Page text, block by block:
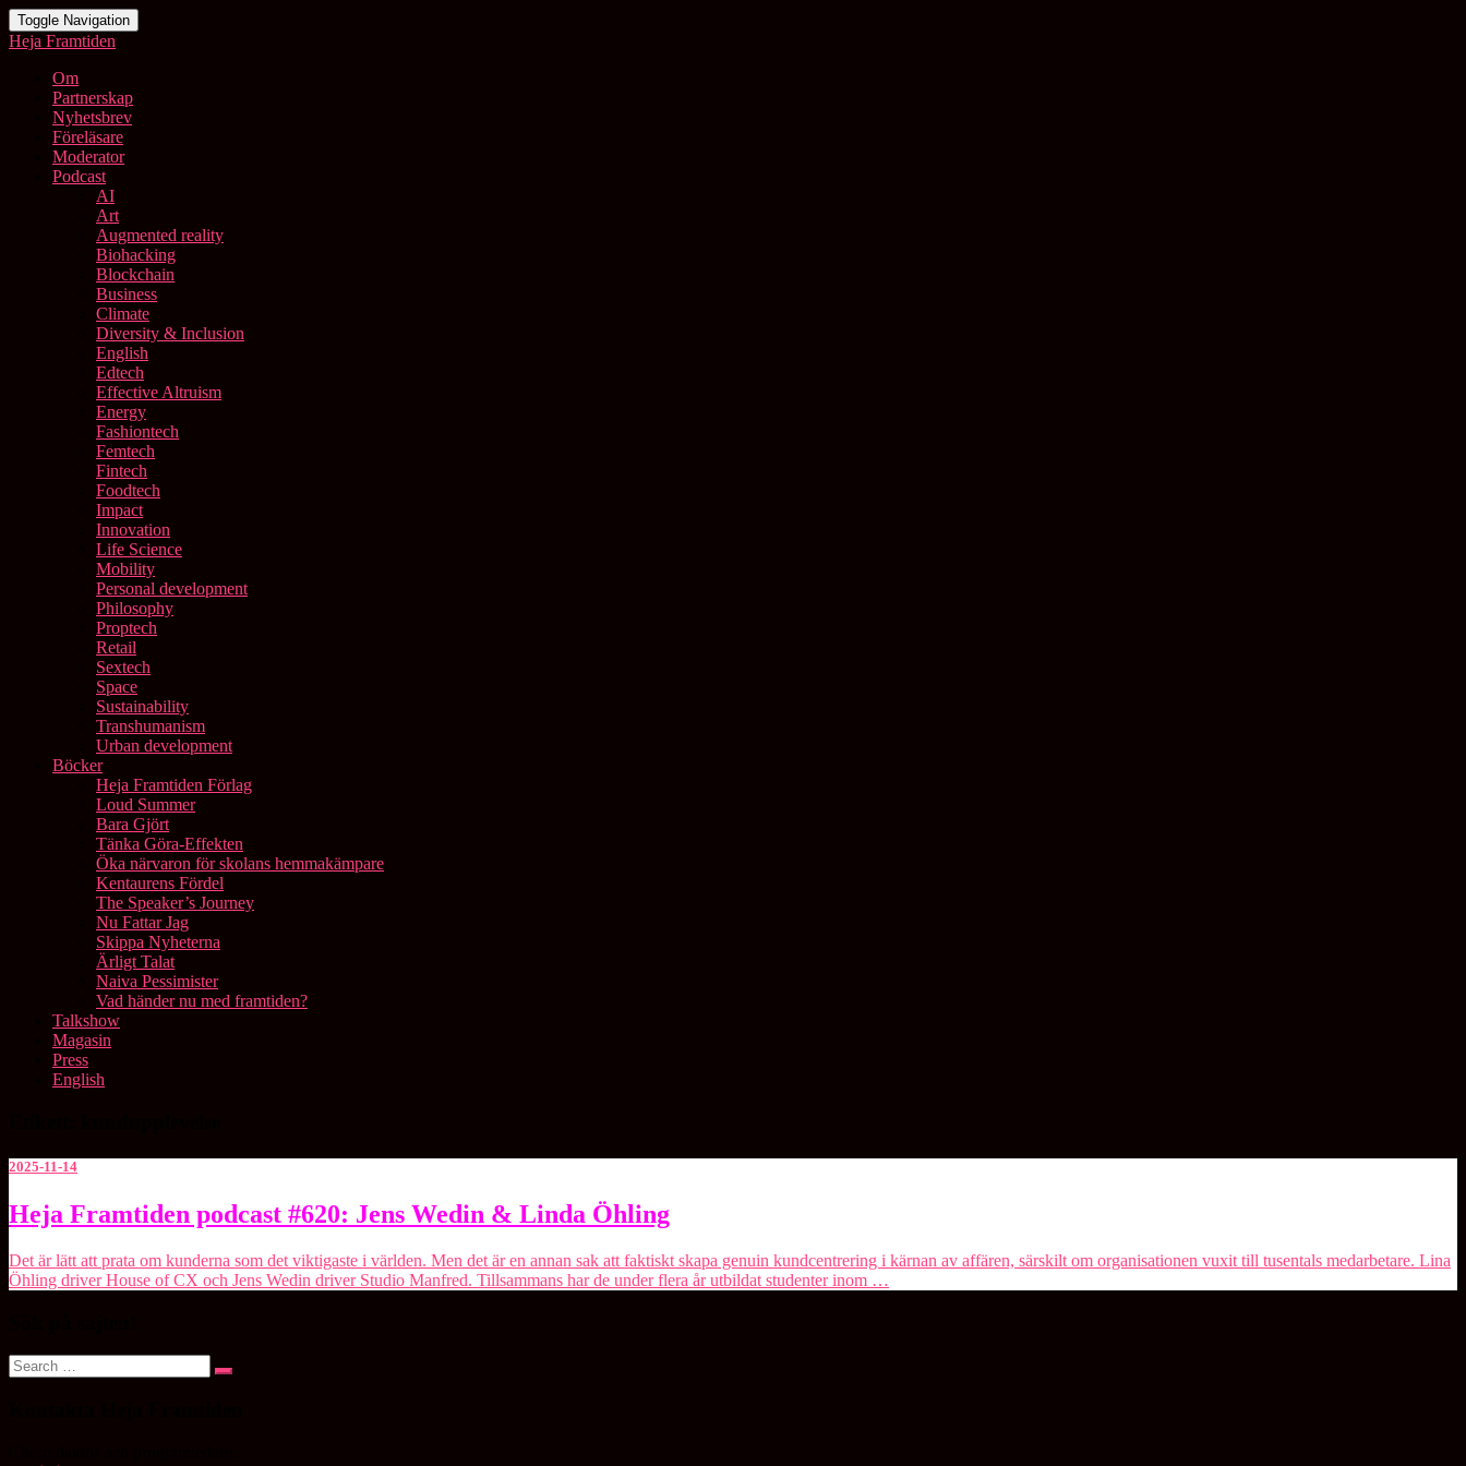
Toggle Navigation
Heja Framtiden
Om
Partnerskap
Nyhetsbrev
Föreläsare
Moderator
Podcast
AI
Art
Augmented reality
Biohacking
Blockchain
Business
Climate
Diversity & Inclusion
English
Edtech
Effective Altruism
Energy
Fashiontech
Femtech
Fintech
Foodtech
Impact
Innovation
Life Science
Mobility
Personal development
Philosophy
Proptech
Retail
Sextech
Space
Sustainability
Transhumanism
Urban development
Böcker
Heja Framtiden Förlag
Loud Summer
Bara Gjört
Tänka Göra-Effekten
Öka närvaron för skolans hemmakämpare
Kentaurens Fördel
The Speaker’s Journey
Nu Fattar Jag
Skippa Nyheterna
Ärligt Talat
Naiva Pessimister
Vad händer nu med framtiden?
Talkshow
Magasin
Press
English
2025-11-14
Heja
Framtiden
#620:
Jens
Öhling
Heja Framtiden podcast #620: Jens Wedin & Linda Öhling
Det är lätt att prata om kunderna som det viktigaste i världen. Men det är en annan sak att faktiskt skapa genuin kundcentrering i kärnan av affären, särskilt om organisationen vuxit till tusentals medarbetare. ⁠Lina
Öhling⁠ driver ⁠House of CX⁠ och ⁠Jens Wedin⁠ driver ⁠Studio Manfred⁠. Tillsammans har de under flera år utbildat studenter inom …
Search
for:
Search